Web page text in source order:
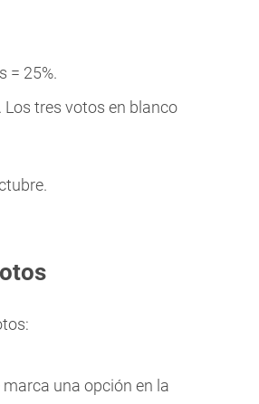
= 25%.
Los tres votos en blanco
una opción en la